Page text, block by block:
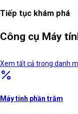
Tiếp tục khám phá
Công cụ Máy
Xem tất cả trong danh
Máy tính phần trăm